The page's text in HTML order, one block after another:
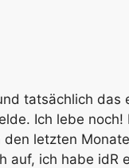
tatsächlich das
Ich lebe
letzten
auf, ich habe idR